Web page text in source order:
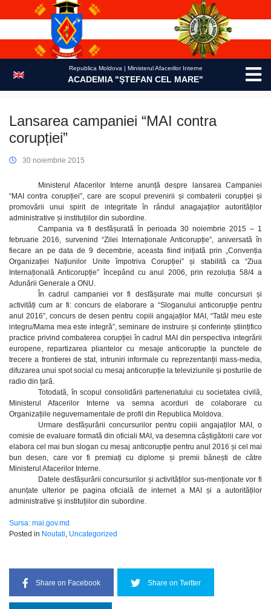
Republica Moldova | Ministerul Afacerilor Interne
ACADEMIA "ŞTEFAN CEL MARE"
Lansarea campaniei “MAI contra
corupției”
30 noiembrie 2015
Ministerul Afacerilor Interne anunță despre lansarea Campaniei
“MAI contra corupției”, care are scopul prevenirii și combaterii corupției și
promovării unui spirit de integritate în rândul anagajaților autorităților
administrative și instituțiilor din subordine.
Campania va fi desfășurată în perioada 30 noiembrie 2015 – 1
februarie 2016, survenind “Zilei Internaționale Anticorupție”, aniversată în
fiecare an pe data de 9 decembrie, aceasta fiind inițiată prin „Convenția
Organizației Națiunilor Unite împotriva Corupției” și stabilită ca “Ziua
Internațională Anticorupție” începând cu anul 2006, prin rezoluția 58/4 a
Adunării Generale a ONU.
În cadrul campaniei vor fi desfășurate mai multe concursuri și
activități cum ar fi: concurs de elaborare a “Sloganului anticorupție pentru
anul 2016”, concurs de desen pentru copiii angajaților MAI, “Tatăl meu este
integru/Mama mea este integră”, seminare de instruire și conferințe științifico
practice privind combaterea corupției în cadrul MAI din perspectiva integrării
europene, repartizarea pliantelor cu mesaje anticorupție la punctele de
trecere a frontierei de stat, intruniri informale cu reprezentanții mass-media,
difuzarea unui spot social cu mesaj anticorupție la televiziunile și posturile de
radio din țară.
Totodată, în scopul consolidării parteneriatului cu societatea civilă,
Ministerul Afacerilor Interne va semna acorduri de colaborare cu
Organizațiile neguvernamentale de profil din Republica Moldova.
Urmare desfășurării concursurilor pentru copiii angajaților MAI, o
comisie de evaluare formată din oficiali MAI, va desemna câștigătorii care vor
elabora cel mai bun slogan cu mesaj anticorupție pentru anul 2016 și cel mai
bun desen, care vor fi premiați cu diplome și premii bănești de către
Ministerul Afacerilor Interne.
Datele desfășurării concursurilor și activităților sus-menționate vor fi
anunțate ulterior pe pagina oficială de internet a MAI și a autorităților
administrative și instituțiilor din subordine.
Sursa: mai.gov.md
Posted in Noutati, Uncategorized
Share on Facebook Share on Twitter